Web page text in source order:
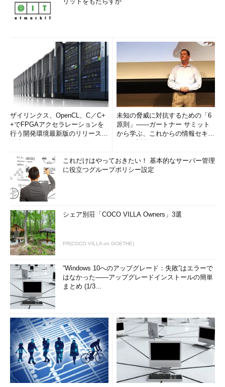
ザイリンクス、OpenCL、C／C+
+でFPGAアクセラレーションを
行う開発環境最新版のリリースを
未知の脅威に対抗するための「6
原則」――ガートナー サミット
から学ぶ、これからの情報セキュ
これだけはやっておきたい！ 基本的なサーバー管理
に役立つグループポリシー設定
シェア別荘「COCO VILLA Owners」3選
PR(COCO VILLA on GOETHE)
“Windows 10へのアップグレード：失敗”はエラーで
はなかった――アップグレードインストールの簡単
まとめ (1/3...